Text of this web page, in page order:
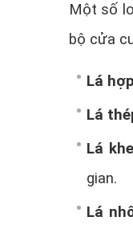
Một số
bộ cửa
Lá
Lá
Lá
gian.
Lá